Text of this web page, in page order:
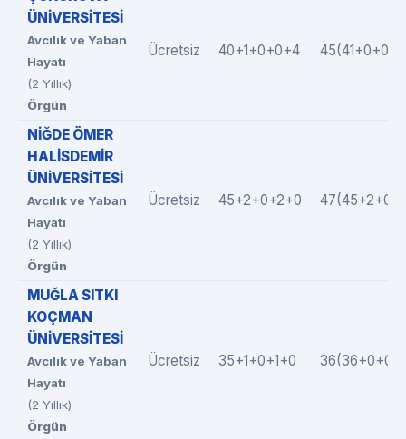
ÜNİVERSİTESİ
Avcılık ve Yaban
Hayatı
(2 Yıllık)
Örgün
Ücretsiz 40+1+0+0+4
NİĞDE ÖMER
HALİSDEMİR
ÜNİVERSİTESİ
Avcılık ve Yaban
Hayatı
(2 Yıllık)
Örgün
Ücretsiz 45+2+0+2+0
MUĞLA SITKI
KOÇMAN
ÜNİVERSİTESİ
Avcılık ve Yaban
Hayatı
(2 Yıllık)
Örgün
Ücretsiz 35+1+0+1+0